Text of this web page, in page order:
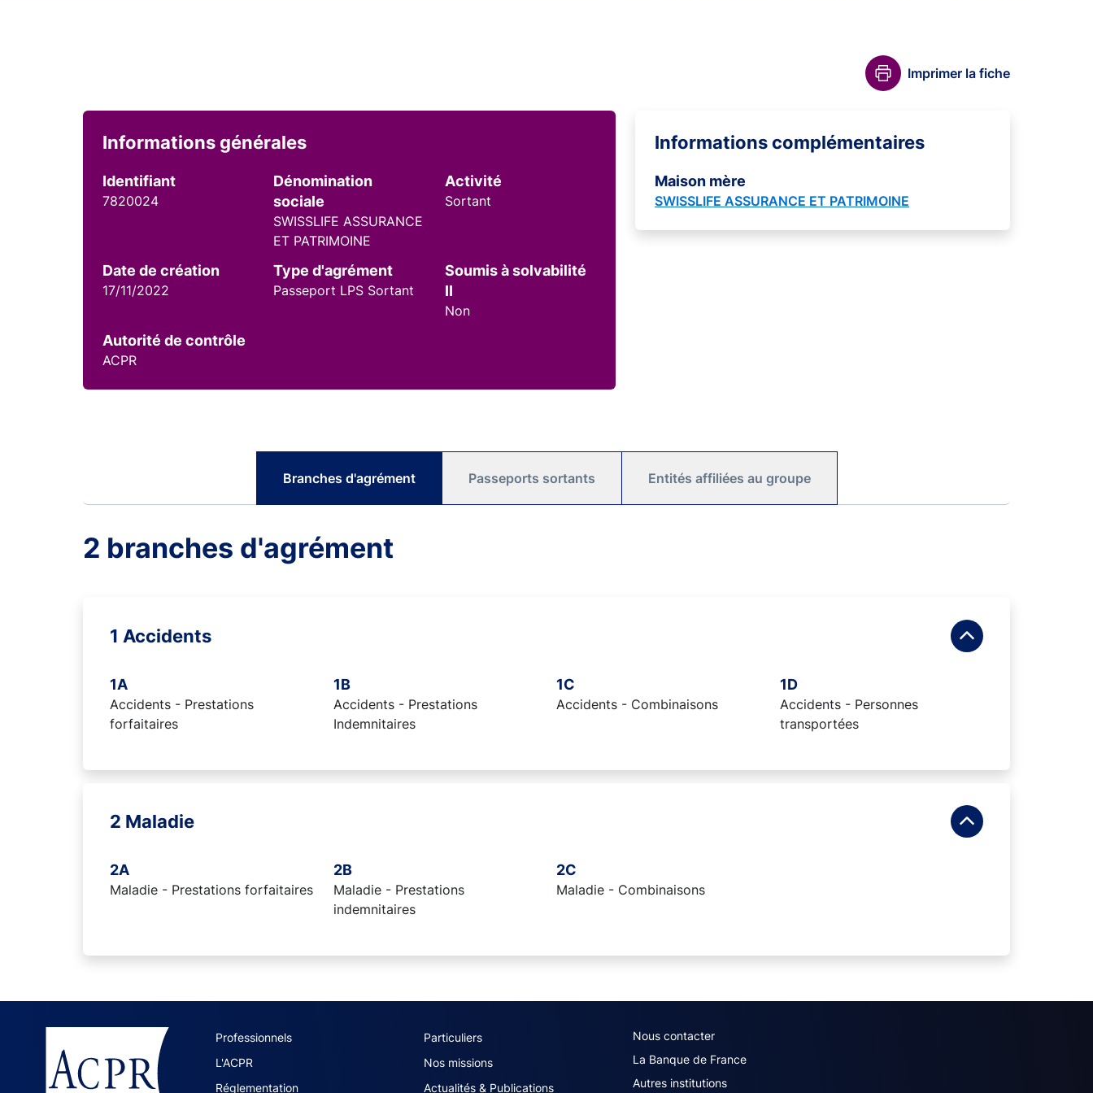
Imprimer la fiche
Informations générales
Identifiant
7820024
Dénomination
sociale
SWISSLIFE ASSURANCE
ET PATRIMOINE
Activité
Sortant
Date de création
17/11/2022
Type d'agrément
Passeport LPS Sortant
Soumis à solvabilité
II
Non
Autorité de contrôle
ACPR
Informations complémentaires
Maison mère
SWISSLIFE ASSURANCE ET PATRIMOINE
Branches d'agrément Passeports sortants Entités affiliées au groupe
2 branches d'agrément
1 Accidents
1A
Accidents - Prestations
forfaitaires
1B
Accidents - Prestations
Indemnitaires
1C
Accidents - Combinaisons
1D
Accidents - Personnes
transportées
2 Maladie
2A
Maladie - Prestations forfaitaires
2B
Maladie - Prestations
indemnitaires
2C
Maladie - Combinaisons
ACPR site navigation (French)
Professionnels
Particuliers
L'ACPR
Nos missions
Réglementation
Actualités & Publications
ACPR footer secondary menu (French)
Nous contacter
La Banque de France
Autres institutions